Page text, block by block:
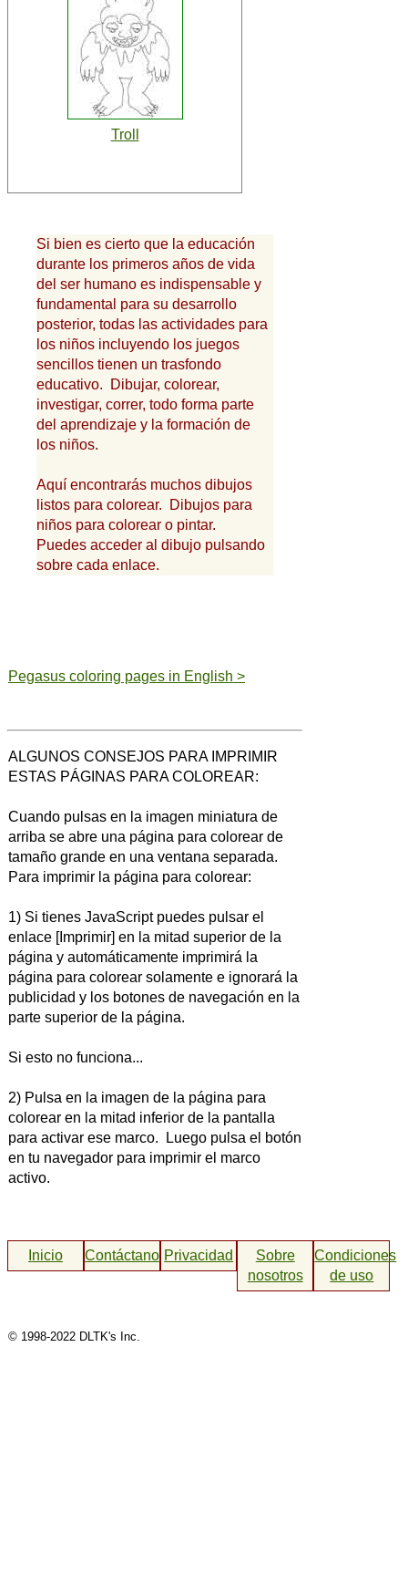
Troll
Si bien es cierto que la educación
durante los primeros años de vida
del ser humano es indispensable y
fundamental para su desarrollo
posterior, todas las actividades para
los niños incluyendo los juegos
sencillos tienen un trasfondo
educativo. Dibujar, colorear,
investigar, correr, todo forma parte
del aprendizaje y la formación de
los niños.
Aquí encontrarás muchos dibujos
listos para colorear. Dibujos para
niños para colorear o pintar.
Puedes acceder al dibujo pulsando
sobre cada enlace.
Pegasus coloring pages in English >
ALGUNOS CONSEJOS PARA IMPRIMIR
ESTAS PÁGINAS PARA COLOREAR:
Cuando pulsas en la imagen miniatura de
arriba se abre una página para colorear de
tamaño grande en una ventana separada.
Para imprimir la página para colorear:
1) Si tienes JavaScript puedes pulsar el
enlace [Imprimir] en la mitad superior de la
página y automáticamente imprimirá la
página para colorear solamente e ignorará la
publicidad y los botones de navegación en la
parte superior de la página.
Si esto no funciona...
2) Pulsa en la imagen de la página para
colorear en la mitad inferior de la pantalla
para activar ese marco. Luego pulsa el botón
en tu navegador para imprimir el marco
activo.
Inicio ContáctanosPrivacidad
Sobre
nosotros
Condiciones
de uso
© 1998-2022 DLTK's Inc.